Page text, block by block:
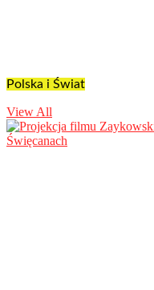
Polska i Świat
View All